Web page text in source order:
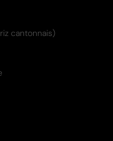
cantonnais)